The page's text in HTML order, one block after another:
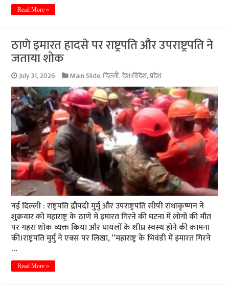
Read More »
ठाणे इमारत हादसे पर राष्ट्रपति और उपराष्ट्रपति ने
जताया शोक
July 31, 2026 Main Slide,दिल्ली,देश-विदेश,प्रदेश
नई दिल्ली : राष्ट्रपति द्रौपदी मुर्मु और उपराष्ट्रपति सीपी राधाकृष्णन ने
शुक्रवार को महाराष्ट्र के ठाणे में इमारत गिरने की घटना में लोगों की मौत
पर गहरा शोक व्यक्त किया और घायलों के शीघ्र स्वस्थ होने की कामना
की।राष्ट्रपति मुर्मु ने एक्स पर लिखा, “महाराष्ट्र के भिवंडी में इमारत गिरने
…
Read More »